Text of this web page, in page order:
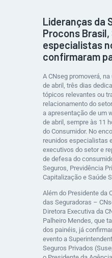
Lideranças da
Procons Brasil,
especialistas
confirmaram
A CNseg promoverá,
de abril, três dias
tópicos relevantes ou
relacionamento do
a apresentação de um
de abril, sempre às 11
do Consumidor. No
reunidos especialistas
executivos do setor e
de defesa do
Seguros, Previdência
Capitalização e Saúde
Além do Presidente da
das Seguradoras –
Diretora Executiva da
Palheiro Mendes, que
dos painéis, já
evento a
Seguros Privados